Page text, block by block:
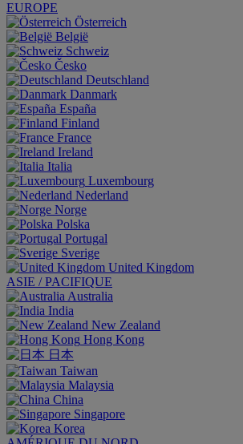
EUROPE
Österreich
België
Schweiz
Česko
Deutschland
Danmark
España
Finland
France
Ireland
Italia
Luxembourg
Nederland
Norge
Polska
Portugal
Sverige
United Kingdom
ASIE / PACIFIQUE
Australia
India
New Zealand
Hong Kong
日本
Taiwan
Malaysia
China
Singapore
Korea